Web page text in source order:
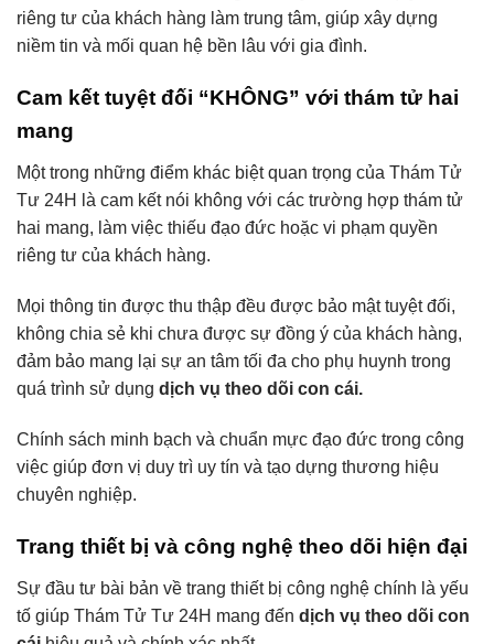
riêng tư của khách hàng làm trung tâm, giúp xây dựng
niềm tin và mối quan hệ bền lâu với gia đình.
Cam kết tuyệt đối “KHÔNG” với thám tử hai
mang
Một trong những điểm khác biệt quan trọng của Thám Tử
Tư 24H là cam kết nói không với các trường hợp thám tử
hai mang, làm việc thiếu đạo đức hoặc vi phạm quyền
riêng tư của khách hàng.
Mọi thông tin được thu thập đều được bảo mật tuyệt đối,
không chia sẻ khi chưa được sự đồng ý của khách hàng,
đảm bảo mang lại sự an tâm tối đa cho phụ huynh trong
quá trình sử dụng dịch vụ theo dõi con cái.
Chính sách minh bạch và chuẩn mực đạo đức trong công
việc giúp đơn vị duy trì uy tín và tạo dựng thương hiệu
chuyên nghiệp.
Trang thiết bị và công nghệ theo dõi hiện đại
Sự đầu tư bài bản về trang thiết bị công nghệ chính là yếu
tố giúp Thám Tử Tư 24H mang đến dịch vụ theo dõi con